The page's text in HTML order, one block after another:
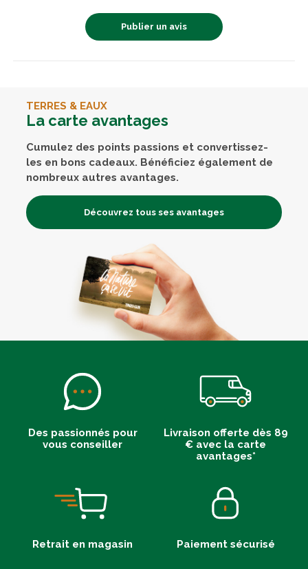
Publier un avis
TERRES & EAUX
La carte avantages
Cumulez des points passions et convertissez-
les en bons cadeaux. Bénéficiez également de
nombreux autres avantages.
Découvrez tous ses avantages
Des passionnés pour
vous conseiller
Livraison offerte dès 89
€ avec la carte
avantages*
Retrait en magasin Paiement sécurisé